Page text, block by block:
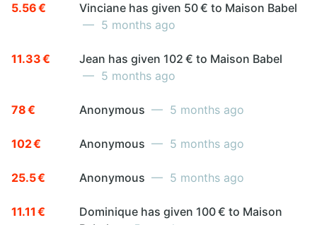
5.56 €
Vinciane has given 50 € to Maison Babel
— 5 months ago
11.33 €
Jean has given 102 € to Maison Babel
— 5 months ago
78 € Anonymous — 5 months ago
102 € Anonymous — 5 months ago
25.5 € Anonymous — 5 months ago
11.11 €
Dominique has given 100 € to Maison